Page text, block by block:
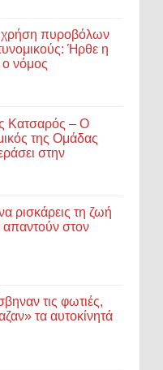
χρήση πυροβόλων
Ήρθε η
ο νόμος
Κατσαρός – Ο
της Ομάδας
στην
ρισκάρεις τη ζωή
απαντούν στον
τις φωτιές,
τα αυτοκίνητά